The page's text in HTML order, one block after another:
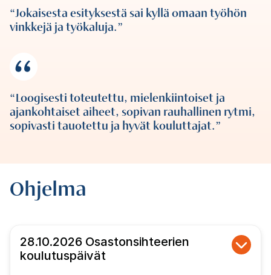
Jokaisesta esityksestä sai kyllä omaan työhön
vinkkejä ja työkaluja.
Loogisesti toteutettu, mielenkiintoiset ja
ajankohtaiset aiheet, sopivan rauhallinen rytmi,
sopivasti tauotettu ja hyvät kouluttajat.
Ohjelma
28.10.2026 Osastonsihteerien
koulutuspäivät